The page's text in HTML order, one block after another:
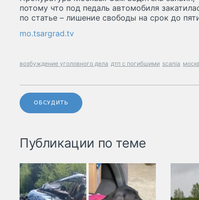
потому что под педаль автомобиля
по статье – лишение свободы на срок до
mo.tsargrad.tv
возбуждение уголовного дела дтп с погибшими scania
ОБСУДИТЬ
Публикации по теме